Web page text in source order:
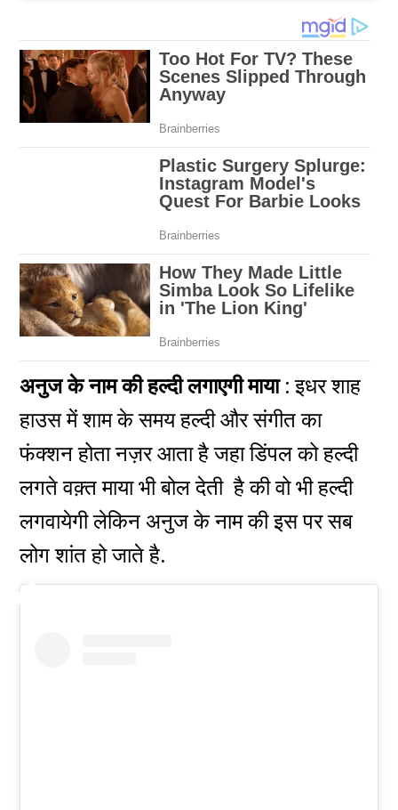
अनुज के नाम की हल्दी लगाएगी माया :इधर शाह
हाउस में शाम के समय हल्दी और संगीत का
फंक्शन होता नज़र आता है जहा डिंपल को हल्दी
लगते वक़्त माया भी बोल देती है की वो भी हल्दी
लगवायेगी लेकिन अनुज के नाम की इस पर सब
लोग शांत हो जाते है.